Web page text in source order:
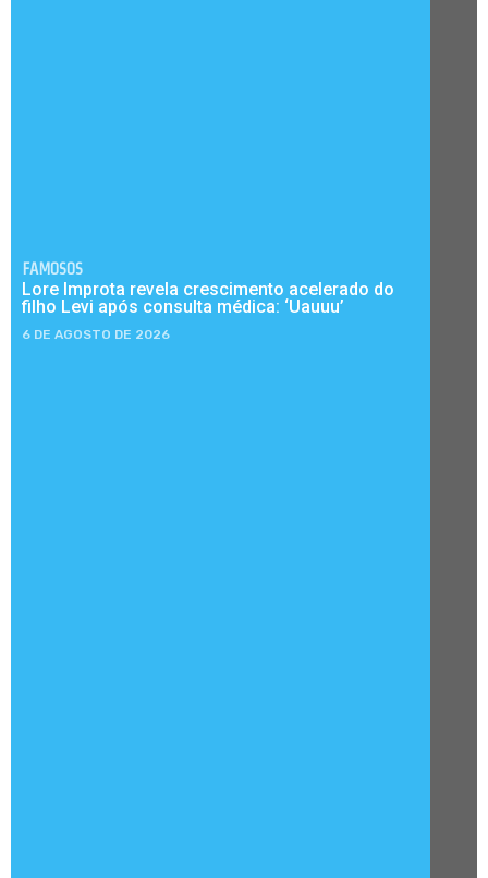
FAMOSOS
Lore Improta revela crescimento acelerado do
filho Levi após consulta médica: ‘Uauuu’
6 DE AGOSTO DE 2026